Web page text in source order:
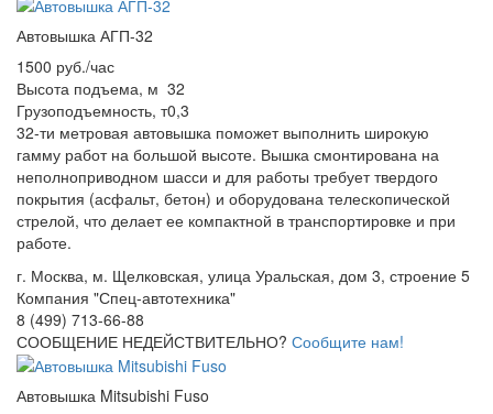
Автовышка АГП-32
1500 руб./час
Высота подъема, м 32
Грузоподъемность, т0,3
32-ти метровая автовышка поможет выполнить широкую
гамму работ на большой высоте. Вышка смонтирована на
неполноприводном шасси и для работы требует твердого
покрытия (асфальт, бетон) и оборудована телескопической
стрелой, что делает ее компактной в транспортировке и при
работе.
г. Москва, м. Щелковская, улица Уральская, дом 3, строение 5
Компания "Спец-автотехника"
8 (499) 713-66-88
СООБЩЕНИЕ НЕДЕЙСТВИТЕЛЬНО? Сообщите нам!
Автовышка Mitsubishi Fuso